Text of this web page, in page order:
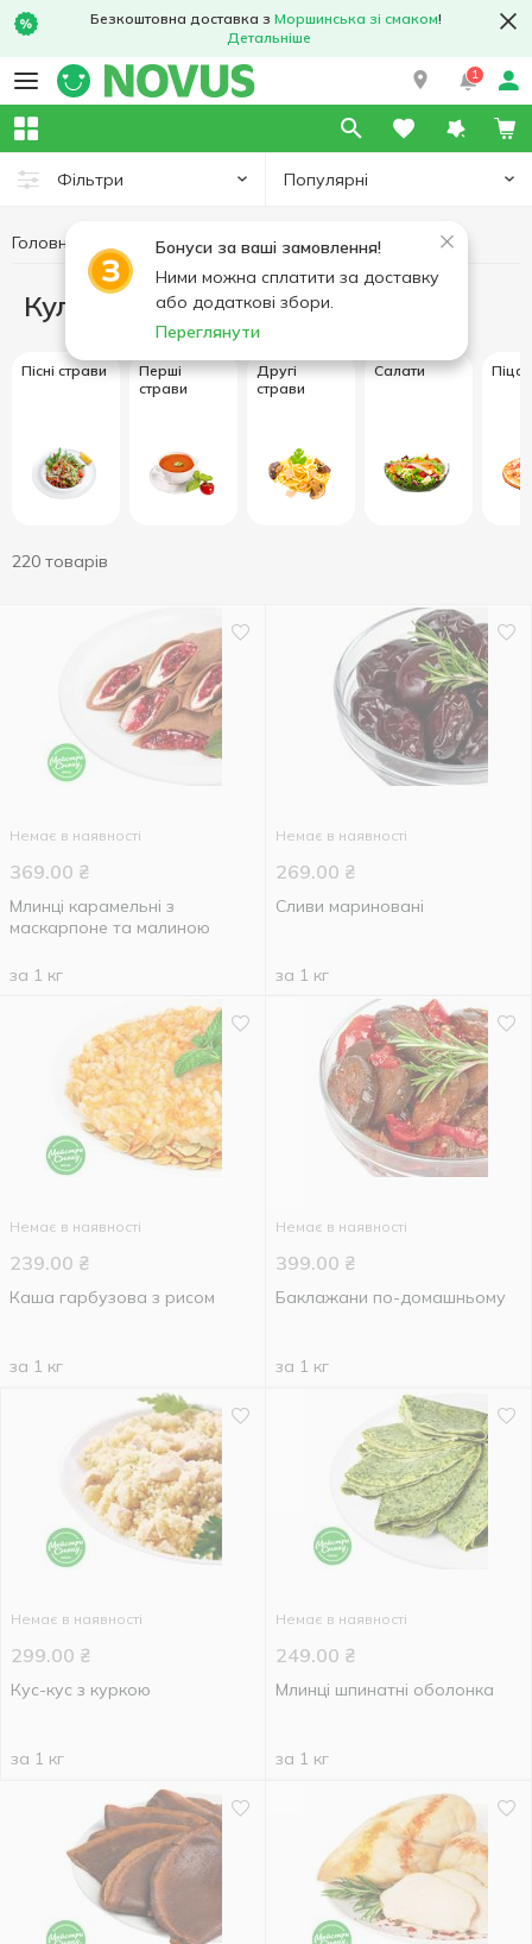
Безкоштовна доставка з Моршинська зі смаком!
Детальніше
1
Фільтри Популярні
Бонуси за ваші замовлення!
Ними можна сплатити за доставку
або додаткові збори.
Переглянути
Головна Кулінарія
Кулінарія
Пісні страви
Перші
страви
Другі
страви
Салати Піца
220 товарів
Немає в наявності
369.00 ₴
Млинці карамельні з
маскарпоне та малиною
за 1 кг
Немає в наявності
269.00 ₴
Сливи мариновані
за 1 кг
Немає в наявності
239.00 ₴
Каша гарбузова з рисом
за 1 кг
Немає в наявності
399.00 ₴
Баклажани по-домашньому
за 1 кг
Немає в наявності
299.00 ₴
Кус-кус з куркою
за 1 кг
Немає в наявності
249.00 ₴
Млинці шпинатні оболонка
за 1 кг